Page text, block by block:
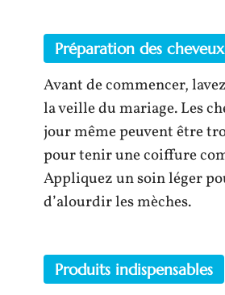
Préparation des cheveux
Avant de commencer,
la veille du mariage. Les
jour même peuvent être
pour tenir une coiffure
Appliquez un soin léger
d’alourdir les mèches.
Produits indispensables